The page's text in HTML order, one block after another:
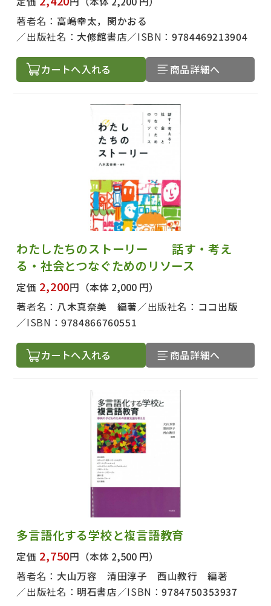
著者名： 高嶋幸太，関かおる
出版社名： 大修館書店 ISBN：9784469213904
カートへ入れる 商品詳細へ
わたしたちのストーリー 話す・考え
る・社会とつなぐためのリソース
定価 2,200円 （本体 2,000 円）
著者名： 八木真奈美 編著 出版社名： ココ出版
ISBN：9784866760551
カートへ入れる 商品詳細へ
多言語化する学校と複言語教育
定価 2,750円 （本体 2,500 円）
著者名： 大山万容 清田淳子 西山教行 編著
出版社名： 明石書店 ISBN：9784750353937